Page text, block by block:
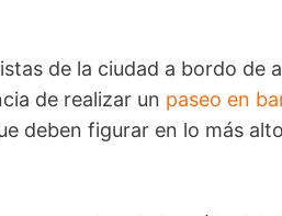
de la ciudad a bordo de
de realizar un paseo en
deben figurar en lo más